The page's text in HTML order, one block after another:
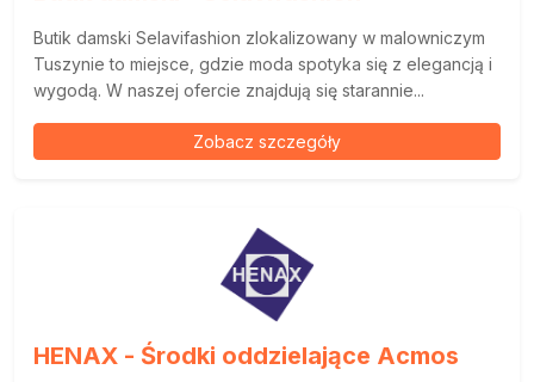
Butik damski Selavifashion zlokalizowany w malowniczym
Tuszynie to miejsce, gdzie moda spotyka się z elegancją i
wygodą. W naszej ofercie znajdują się starannie...
Zobacz szczegóły
HENAX - Środki oddzielające Acmos